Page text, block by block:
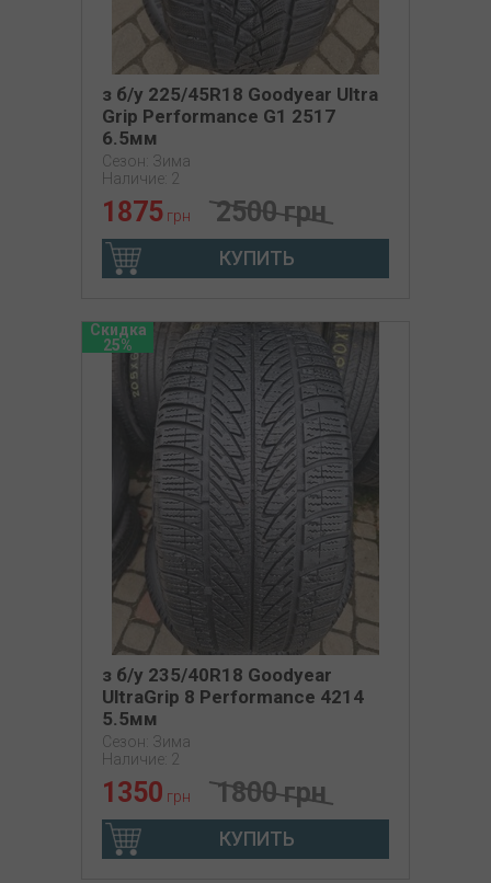
з б/у 225/45R18 Goodyear Ultra
Grip Performance G1 2517
6.5мм
Сезон: Зима
Наличие: 2
1875 грн 2500 грн
КУПИТЬ
Скидка
25%
з б/у 235/40R18 Goodyear
UltraGrip 8 Performance 4214
5.5мм
Сезон: Зима
Наличие: 2
1350 грн 1800 грн
КУПИТЬ